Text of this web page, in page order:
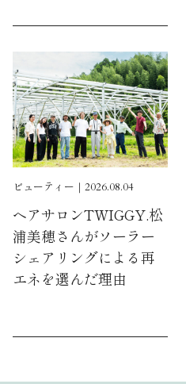
ビューティー｜2026.08.04
ヘアサロンTWIGGY.松
浦美穂さんがソーラー
シェアリングによる再
エネを選んだ理由